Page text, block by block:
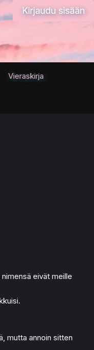
Kirjaudu sisään
Vieraskirja
eivät meille
mutta annoin sitten